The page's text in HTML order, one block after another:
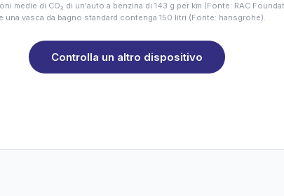
medie di CO₂ di un'auto a benzina di 143 g per km (Fonte: RAC
una vasca da bagno standard contenga 150 litri (Fonte: hansgrohe).
Controlla un altro dispositivo